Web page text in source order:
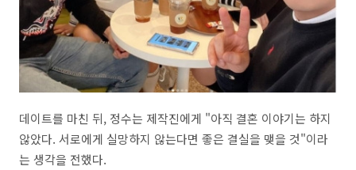
데이트를 마친 뒤, 정수는 제작진에게 "아직 결혼 이야기는 하지
않았다. 서로에게 실망하지 않는다면 좋은 결실을 맺을 것"이라
는 생각을 전했다.